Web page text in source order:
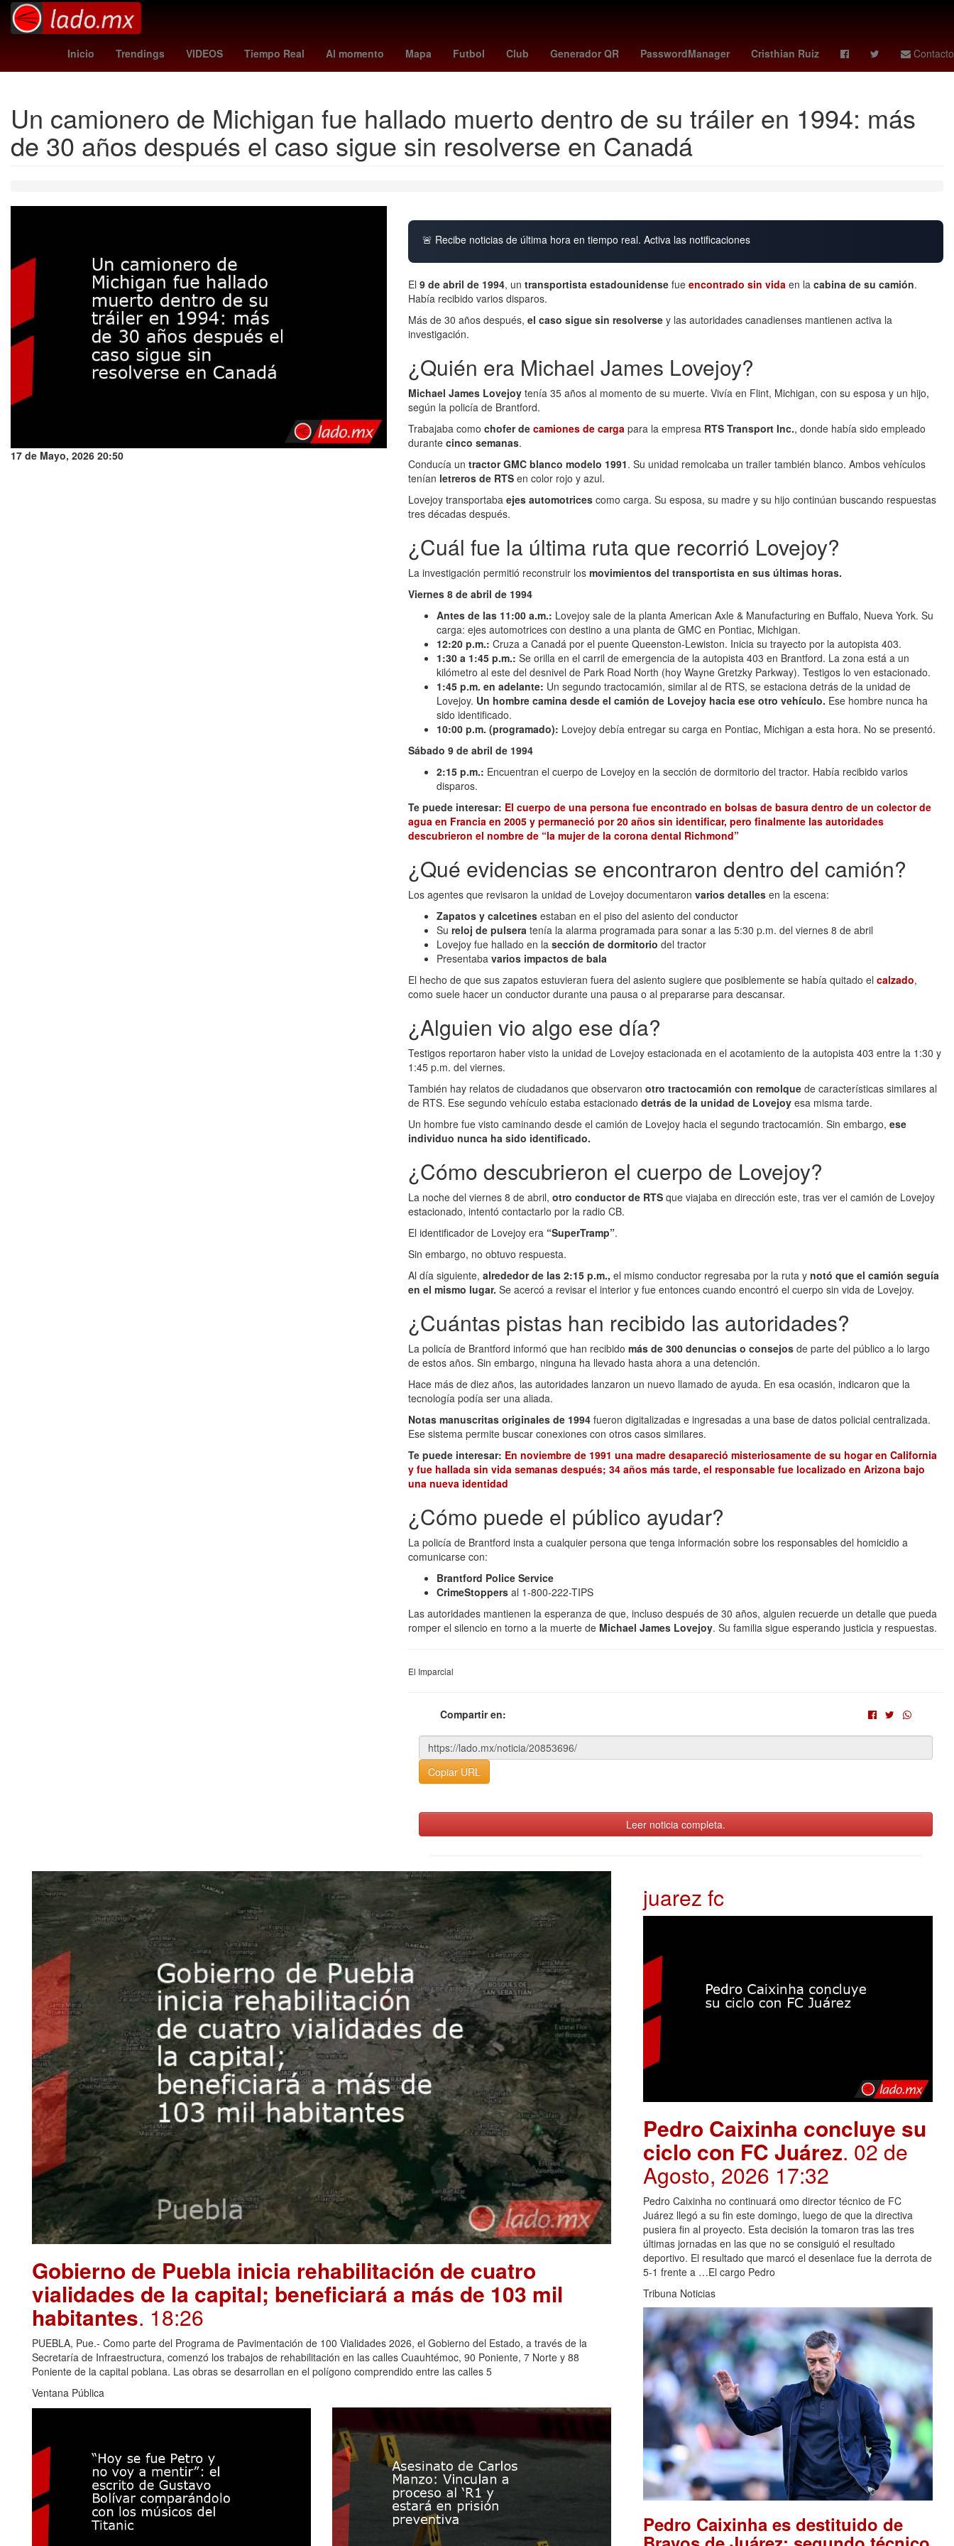
Inicio Trendings VIDEOS Tiempo Real Al momento Mapa Futbol Club Generador QR PasswordManager Cristhian Ruiz Contacto
Star Wars Puebla de Zaragoza atleta Tierra cam skattebo Dólar estadounidense Gobierno summerslam wwe Sunderland AFC - Coventry City jorge romero herrera
Un camionero de Michigan fue hallado muerto dentro de su tráiler en 1994: más
de 30 años después el caso sigue sin resolverse en Canadá
17 de Mayo, 2026 20:50
🚨 Recibe noticias de última hora en tiempo real. Activa las notificaciones
El 9 de abril de 1994, un transportista estadounidense fue encontrado sin vida en la cabina de su camión.
Había recibido varios disparos.
Más de 30 años después, el caso sigue sin resolverse y las autoridades canadienses mantienen activa la
investigación.
¿Quién era Michael James Lovejoy?
Michael James Lovejoy tenía 35 años al momento de su muerte. Vivía en Flint, Michigan, con su esposa y un hijo,
según la policía de Brantford.
Trabajaba como chofer de camiones de carga para la empresa RTS Transport Inc., donde había sido empleado
durante cinco semanas.
Conducía un tractor GMC blanco modelo 1991. Su unidad remolcaba un trailer también blanco. Ambos vehículos
tenían letreros de RTS en color rojo y azul.
Lovejoy transportaba ejes automotrices como carga. Su esposa, su madre y su hijo continúan buscando respuestas
tres décadas después.
¿Cuál fue la última ruta que recorrió Lovejoy?
La investigación permitió reconstruir los movimientos del transportista en sus últimas horas.
Viernes 8 de abril de 1994
Antes de las 11:00 a.m.: Lovejoy sale de la planta American Axle & Manufacturing en Buffalo, Nueva York. Su
carga: ejes automotrices con destino a una planta de GMC en Pontiac, Michigan.
12:20 p.m.: Cruza a Canadá por el puente Queenston-Lewiston. Inicia su trayecto por la autopista 403.
1:30 a 1:45 p.m.: Se orilla en el carril de emergencia de la autopista 403 en Brantford. La zona está a un
kilómetro al este del desnivel de Park Road North (hoy Wayne Gretzky Parkway). Testigos lo ven estacionado.
1:45 p.m. en adelante: Un segundo tractocamión, similar al de RTS, se estaciona detrás de la unidad de
Lovejoy. Un hombre camina desde el camión de Lovejoy hacia ese otro vehículo. Ese hombre nunca ha
sido identificado.
10:00 p.m. (programado): Lovejoy debía entregar su carga en Pontiac, Michigan a esta hora. No se presentó.
Sábado 9 de abril de 1994
2:15 p.m.: Encuentran el cuerpo de Lovejoy en la sección de dormitorio del tractor. Había recibido varios
disparos.
Te puede interesar: El cuerpo de una persona fue encontrado en bolsas de basura dentro de un colector de
agua en Francia en 2005 y permaneció por 20 años sin identificar, pero finalmente las autoridades
descubrieron el nombre de “la mujer de la corona dental Richmond”
¿Qué evidencias se encontraron dentro del camión?
Los agentes que revisaron la unidad de Lovejoy documentaron varios detalles en la escena:
Zapatos y calcetines estaban en el piso del asiento del conductor
Su reloj de pulsera tenía la alarma programada para sonar a las 5:30 p.m. del viernes 8 de abril
Lovejoy fue hallado en la sección de dormitorio del tractor
Presentaba varios impactos de bala
El hecho de que sus zapatos estuvieran fuera del asiento sugiere que posiblemente se había quitado el calzado,
como suele hacer un conductor durante una pausa o al prepararse para descansar.
¿Alguien vio algo ese día?
Testigos reportaron haber visto la unidad de Lovejoy estacionada en el acotamiento de la autopista 403 entre la 1:30 y
1:45 p.m. del viernes.
También hay relatos de ciudadanos que observaron otro tractocamión con remolque de características similares al
de RTS. Ese segundo vehículo estaba estacionado detrás de la unidad de Lovejoy esa misma tarde.
Un hombre fue visto caminando desde el camión de Lovejoy hacia el segundo tractocamión. Sin embargo, ese
individuo nunca ha sido identificado.
¿Cómo descubrieron el cuerpo de Lovejoy?
La noche del viernes 8 de abril, otro conductor de RTS que viajaba en dirección este, tras ver el camión de Lovejoy
estacionado, intentó contactarlo por la radio CB.
El identificador de Lovejoy era “SuperTramp”.
Sin embargo, no obtuvo respuesta.
Al día siguiente, alrededor de las 2:15 p.m., el mismo conductor regresaba por la ruta y notó que el camión seguía
en el mismo lugar. Se acercó a revisar el interior y fue entonces cuando encontró el cuerpo sin vida de Lovejoy.
¿Cuántas pistas han recibido las autoridades?
La policía de Brantford informó que han recibido más de 300 denuncias o consejos de parte del público a lo largo
de estos años. Sin embargo, ninguna ha llevado hasta ahora a una detención.
Hace más de diez años, las autoridades lanzaron un nuevo llamado de ayuda. En esa ocasión, indicaron que la
tecnología podía ser una aliada.
Notas manuscritas originales de 1994 fueron digitalizadas e ingresadas a una base de datos policial centralizada.
Ese sistema permite buscar conexiones con otros casos similares.
Te puede interesar: En noviembre de 1991 una madre desapareció misteriosamente de su hogar en California
y fue hallada sin vida semanas después; 34 años más tarde, el responsable fue localizado en Arizona bajo
una nueva identidad
¿Cómo puede el público ayudar?
La policía de Brantford insta a cualquier persona que tenga información sobre los responsables del homicidio a
comunicarse con:
Brantford Police Service
CrimeStoppers al 1-800-222-TIPS
Las autoridades mantienen la esperanza de que, incluso después de 30 años, alguien recuerde un detalle que pueda
romper el silencio en torno a la muerte de Michael James Lovejoy. Su familia sigue esperando justicia y respuestas.
El Imparcial
Compartir en:
Copiar URL
Leer noticia completa.
Gobierno de Puebla inicia rehabilitación de cuatro
vialidades de la capital; beneficiará a más de 103 mil
habitantes. 18:26
PUEBLA, Pue.- Como parte del Programa de Pavimentación de 100 Vialidades 2026, el Gobierno del Estado, a través de la
Secretaría de Infraestructura, comenzó los trabajos de rehabilitación en las calles Cuauhtémoc, 90 Poniente, 7 Norte y 88
Poniente de la capital poblana. Las obras se desarrollan en el polígono comprendido entre las calles 5
Ventana Pública
juarez fc
Pedro Caixinha concluye su
ciclo con FC Juárez. 02 de
Agosto, 2026 17:32
Pedro Caixinha no continuará omo director técnico de FC
Juárez llegó a su fin este domingo, luego de que la directiva
pusiera fin al proyecto. Esta decisión la tomaron tras las tres
últimas jornadas en las que no se consiguió el resultado
deportivo. El resultado que marcó el desenlace fue la derrota de
5-1 frente a …El cargo Pedro
Tribuna Noticias
Pedro Caixinha es destituido de